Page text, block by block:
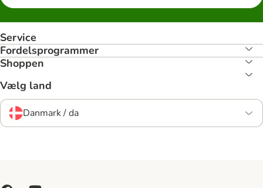
Service
Fordelsprogrammer
Shoppen
Vælg land
Danmark / da